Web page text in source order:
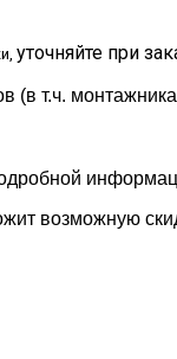
уточняйте при
(в т.ч.
возможную